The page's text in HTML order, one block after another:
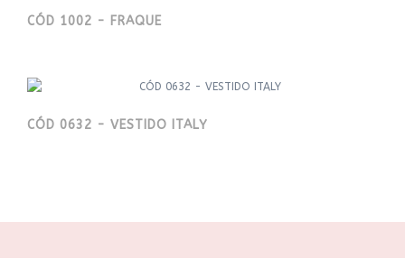
CÓD 1002 - FRAQUE
CÓD 0632 - VESTIDO ITALY